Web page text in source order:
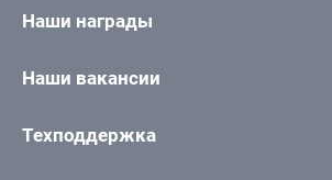
Наши награды
Наши вакансии
Техподдержка